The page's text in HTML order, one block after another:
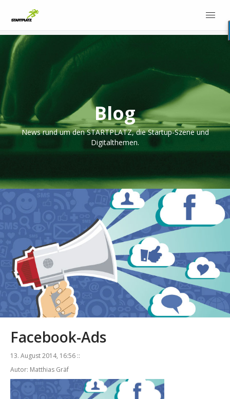
Blog
News rund um den STARTPLATZ, die Startup-Szene und
Digitalthemen.
Facebook-Ads
13. August 2014, 16:56 ::
Autor: Matthias Gräf